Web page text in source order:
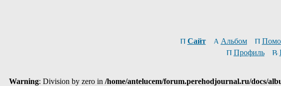
Сайт Альбом
Профиль
Warning: Division by zero in /home/antelucem/forum.perehodjournal.ru/docs/